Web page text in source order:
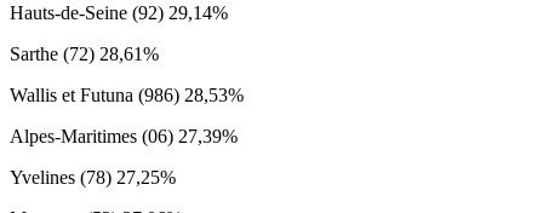
Hauts-de-Seine (92) 29,14%
Sarthe (72) 28,61%
Wallis et Futuna (986) 28,53%
Alpes-Maritimes (06) 27,39%
Yvelines (78) 27,25%